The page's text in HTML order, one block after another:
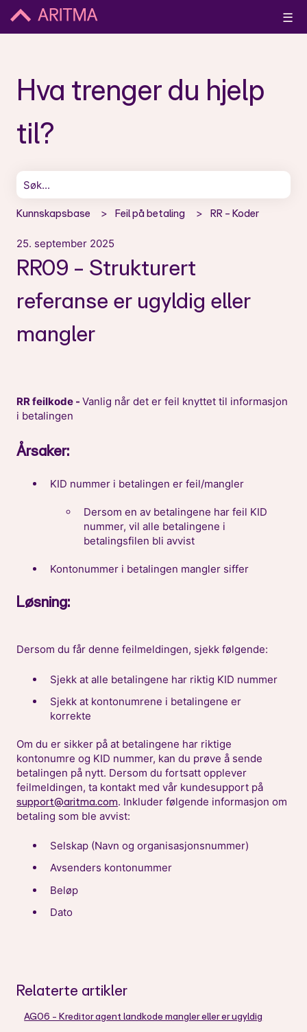
☰
Hva trenger du hjelp
til?
Kunnskapsbase Feil på betaling RR - Koder
25. september 2025
RR09 - Strukturert
referanse er ugyldig eller
mangler
RR feilkode - Vanlig når det er feil knyttet til informasjon
i betalingen
Årsaker:
KID nummer i betalingen er feil/mangler
Dersom en av betalingene har feil KID
nummer, vil alle betalingene i
betalingsfilen bli avvist
Kontonummer i betalingen mangler siffer
Løsning:
Dersom du får denne feilmeldingen, sjekk følgende:
Sjekk at alle betalingene har riktig KID nummer
Sjekk at kontonumrene i betalingene er
korrekte
Om du er sikker på at betalingene har riktige
kontonumre og KID nummer, kan du prøve å sende
betalingen på nytt. Dersom du fortsatt opplever
feilmeldingen, ta kontakt med vår kundesupport på
support@aritma.com. Inkluder følgende informasjon om
betaling som ble avvist:
Selskap (Navn og organisasjonsnummer)
Avsenders kontonummer
Beløp
Dato
Relaterte artikler
AG06 - Kreditor agent landkode mangler eller er ugyldig